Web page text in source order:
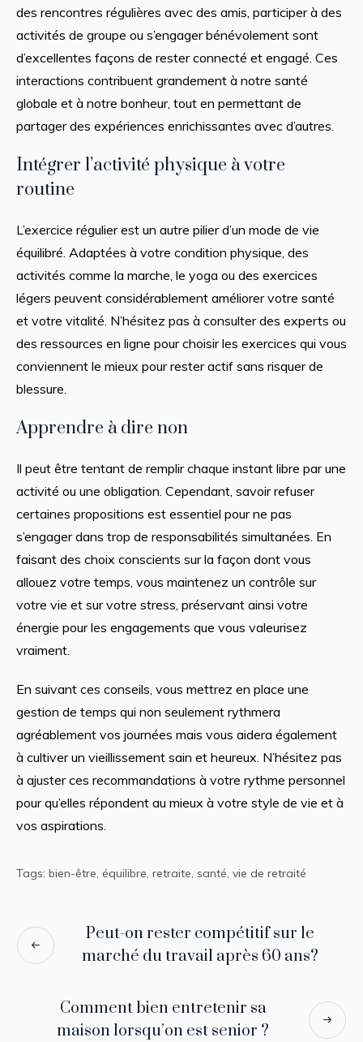
des rencontres régulières avec des amis, participer à des
activités de groupe ou s’engager bénévolement sont
d’excellentes façons de rester connecté et engagé. Ces
interactions contribuent grandement à notre santé
globale et à notre bonheur, tout en permettant de
partager des expériences enrichissantes avec d’autres.
Intégrer l’activité physique à votre
routine
L’exercice régulier est un autre pilier d’un mode de vie
équilibré. Adaptées à votre condition physique, des
activités comme la marche, le yoga ou des exercices
légers peuvent considérablement améliorer votre santé
et votre vitalité. N’hésitez pas à consulter des experts ou
des ressources en ligne pour choisir les exercices qui vous
conviennent le mieux pour rester actif sans risquer de
blessure.
Apprendre à dire non
Il peut être tentant de remplir chaque instant libre par une
activité ou une obligation. Cependant, savoir refuser
certaines propositions est essentiel pour ne pas
s’engager dans trop de responsabilités simultanées. En
faisant des choix conscients sur la façon dont vous
allouez votre temps, vous maintenez un contrôle sur
votre vie et sur votre stress, préservant ainsi votre
énergie pour les engagements que vous valeurisez
vraiment.
En suivant ces conseils, vous mettrez en place une
gestion de temps qui non seulement rythmera
agréablement vos journées mais vous aidera également
à cultiver un vieillissement sain et heureux. N’hésitez pas
à ajuster ces recommandations à votre rythme personnel
pour qu’elles répondent au mieux à votre style de vie et à
vos aspirations.
Tags: bien-être, équilibre, retraite, santé, vie de retraité
Peut-on rester compétitif sur le
marché du travail après 60 ans?
Comment bien entretenir sa
maison lorsqu’on est senior ?